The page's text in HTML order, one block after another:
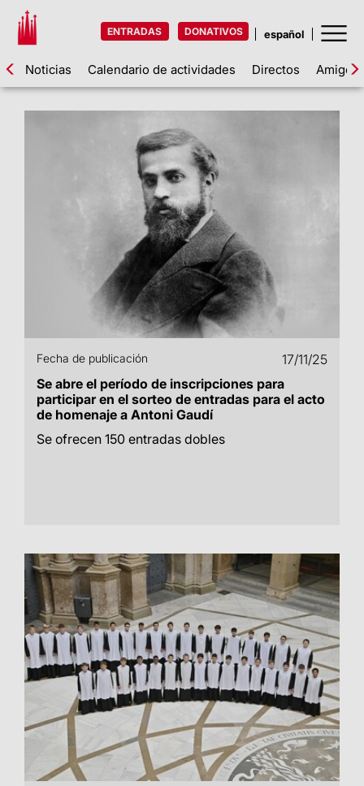
ENTRADAS DONATIVOS
Noticias Calendario de actividades Directos Amigos
Fecha de publicación
17/11/25
Se abre el período de inscripciones para
participar en el sorteo de entradas para el acto
de homenaje a Antoni Gaudí
Se ofrecen 150 entradas dobles